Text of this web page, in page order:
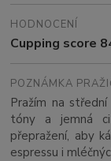
HODNOCENÍ
Cupping score
POZNÁMKA
Pražím na
tóny a jemná
přepražení, aby
espressu i